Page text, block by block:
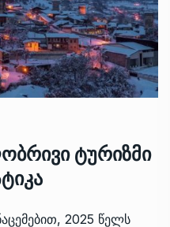
ტურიზმი
2025 წელს